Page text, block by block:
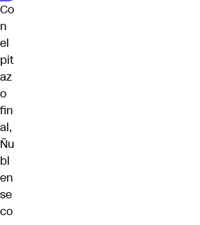
Co
n
el
pit
az
o
fin
al,
Ñu
bl
en
se
co